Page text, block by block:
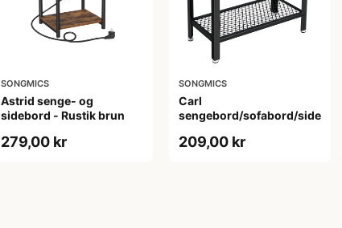
SONGMICS
Astrid senge- og
sidebord - Rustik brun
279,00 kr
SONGMICS
Carl
sengebord/sofabord/sidebord
209,00 kr